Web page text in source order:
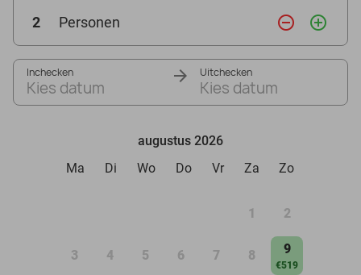
2 Personen remove_circle_outline add_circle_outline
Inchecken
Kies datum
Uitchecken
Kies datum
augustus 2026
Ma
Di Wo Do Vr Za Zo
1 2
3 4 5 6 7 8 9
€519